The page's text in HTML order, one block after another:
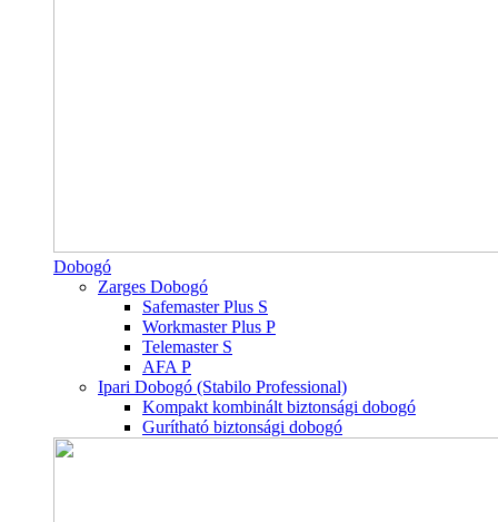
Dobogó
Zarges Dobogó
Safemaster Plus S
Workmaster Plus P
Telemaster S
AFA P
Ipari Dobogó (Stabilo Professional)
Kompakt kombinált biztonsági dobogó
Gurítható biztonsági dobogó